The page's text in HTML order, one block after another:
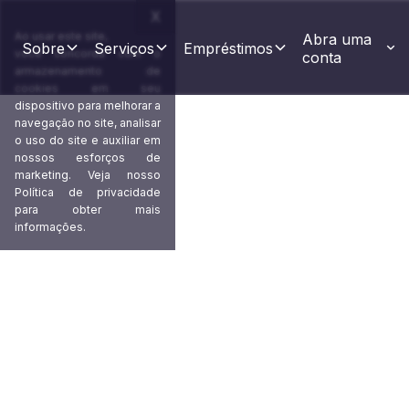
X
Ao usar este site,
você concorda com o
armazenamento de
cookies em seu
dispositivo para melhorar a
navegação no site, analisar
o uso do site e auxiliar em
nossos esforços de
marketing. Veja nosso
Política de privacidade
para obter mais
informações.
Sobre Serviços Empréstimos
Abra uma
conta
Uma conta em várias
empresa que concede